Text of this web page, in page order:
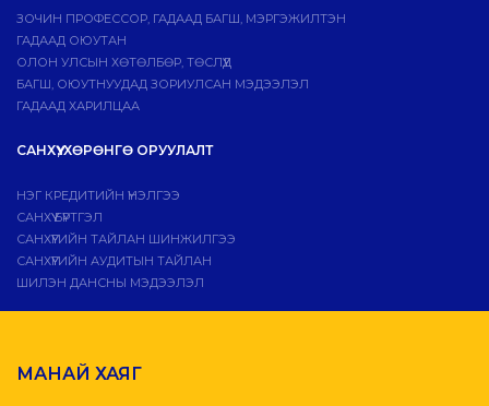
ЗОЧИН ПРОФЕССОР, ГАДААД БАГШ, МЭРГЭЖИЛТЭН
ГАДААД ОЮУТАН
ОЛОН УЛСЫН ХӨТӨЛБӨР, ТӨСЛҮҮД
БАГШ, ОЮУТНУУДАД ЗОРИУЛСАН МЭДЭЭЛЭЛ
ГАДААД ХАРИЛЦАА
САНХҮҮ, ХӨРӨНГӨ ОРУУЛАЛТ
НЭГ КРЕДИТИЙН ҮНЭЛГЭЭ
САНХҮҮ БҮРТГЭЛ
САНХҮҮГИЙН ТАЙЛАН ШИНЖИЛГЭЭ
САНХҮҮГИЙН АУДИТЫН ТАЙЛАН
ШИЛЭН ДАНСНЫ МЭДЭЭЛЭЛ
МАНАЙ ХАЯГ